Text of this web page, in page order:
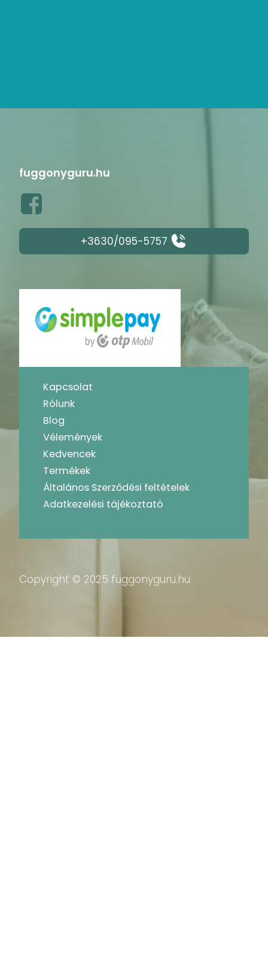
fuggonyguru.hu
+3630/095-5757
Kapcsolat
Rólunk
Blog
Vélemények
Kedvencek
Termékek
Általános Szerződési feltételek
Adatkezelési tájékoztató
Copyright © 2025 fuggonyguru.hu